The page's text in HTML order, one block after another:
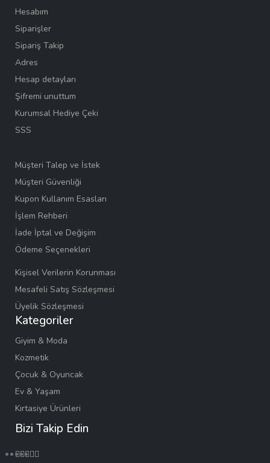
Hesabım
Siparişler
Sipariş Takip
Adres
Hesap detayları
Şifremi unuttum
Kurumsal Hediye Çeki
SSS
Müşteri Talep ve İstek
Müşteri Güvenliği
Kupon Kullanım Esasları
İşlem Rehberi
İade İptal ve Değişim
Ödeme Seçenekleri
Kişisel Verilerin Korunması
Mesafeli Satış Sözleşmesi
Üyelik Sözleşmesi
Kategoriler
Giyim & Moda
Kozmetik
Çocuk & Oyuncak
Ev & Yaşam
Kırtasiye Ürünleri
Bizi Takip Edin